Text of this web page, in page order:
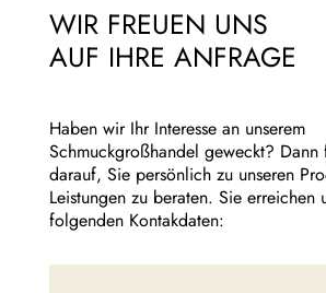
WIR FREUEN UNS
AUF IHRE ANFRAGE
Haben wir Ihr Interesse an unserem
Schmuckgroßhandel geweckt? Dann
darauf, Sie persönlich zu unseren
Leistungen zu beraten. Sie erreichen
folgenden Kontakdaten: